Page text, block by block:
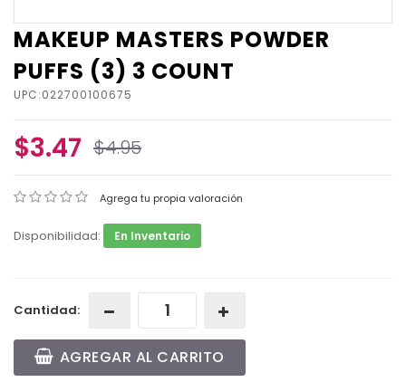
MAKEUP MASTERS POWDER
PUFFS (3) 3 COUNT
UPC:022700100675
$3.47 $4.95
Agrega tu propia valoración
Disponibilidad: En Inventario
Cantidad:
AGREGAR AL CARRITO